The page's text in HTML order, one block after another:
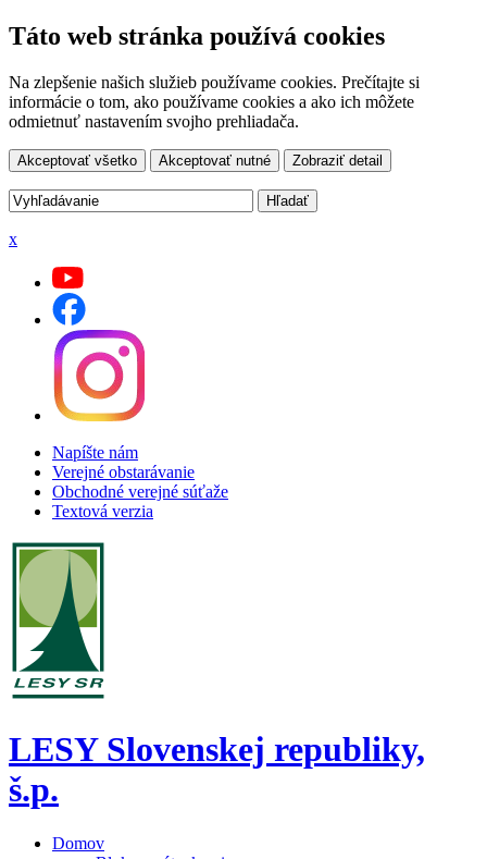
Táto web stránka používá cookies
Na zlepšenie našich služieb používame cookies. Prečítajte si
informácie o tom, ako používame cookies a ako ich môžete
odmietnuť nastavením svojho prehliadača.
Akceptovať všetko Akceptovať nutné Zobraziť detail
x
Napíšte nám
Verejné obstarávanie
Obchodné verejné súťaže
Textová verzia
LESY Slovenskej republiky,
š.p.
Domov